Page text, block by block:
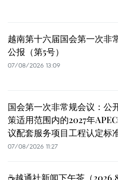
越南第十六届国会第一次非
公报（第5号）
07/08/2026 13:09
国会第一次非常规会议：公
策适用范围内的2027年
议配套服务项目工程认定标
07/08/2026 11:27
☕️越通社新闻下午茶（